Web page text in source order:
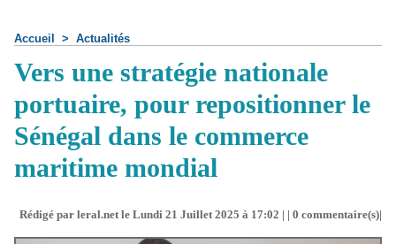
Accueil > Actualités
Vers une stratégie nationale
portuaire, pour repositionner le
Sénégal dans le commerce
maritime mondial
Rédigé par leral.net le Lundi 21 Juillet 2025 à 17:02 | | 0 commentaire(s)|